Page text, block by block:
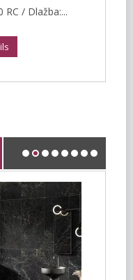
RC / Dlažba:...